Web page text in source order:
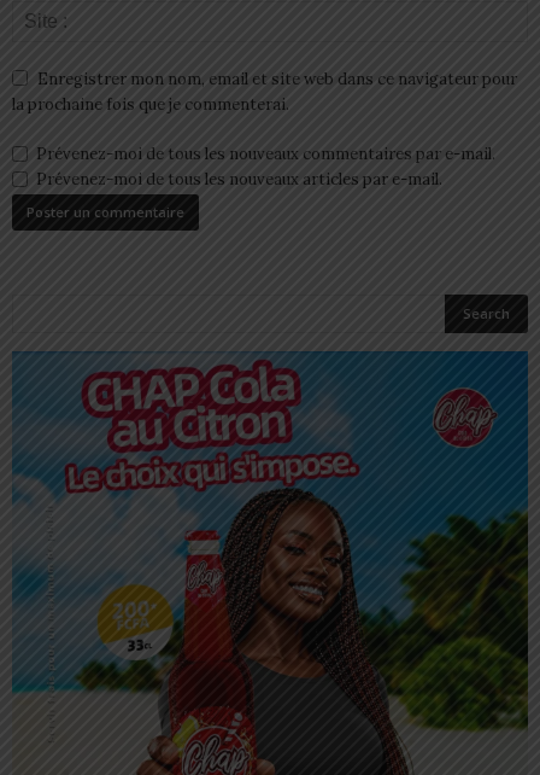
Enregistrer mon nom, email et site web dans ce navigateur pour
la prochaine fois que je commenterai.
Prévenez-moi de tous les nouveaux commentaires par e-mail.
Prévenez-moi de tous les nouveaux articles par e-mail.